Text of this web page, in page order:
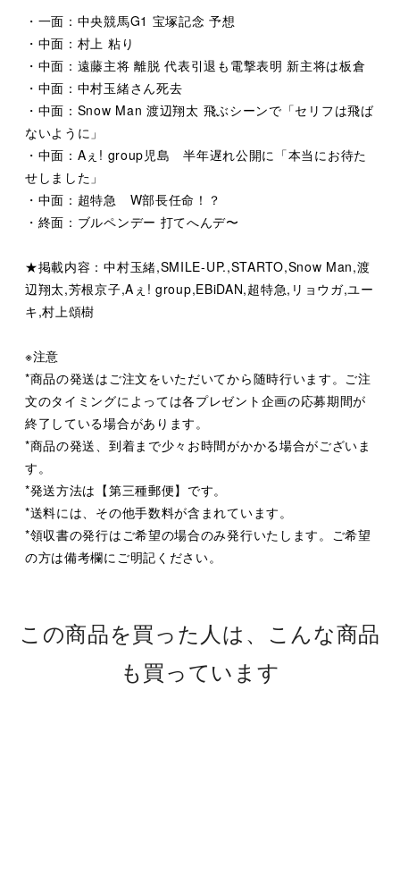
・一面：中央競馬G1 宝塚記念 予想
・中面：村上 粘り
・中面：遠藤主将 離脱 代表引退も電撃表明 新主将は板倉
・中面：中村玉緒さん死去
・中面：Snow Man 渡辺翔太 飛ぶシーンで「セリフは飛ば
ないように」
・中面：Aぇ! group児島 半年遅れ公開に「本当にお待た
せしました」
・中面：超特急 W部長任命！？
・終面：ブルペンデー 打てへんデ〜
★掲載内容：中村玉緒,SMILE-UP.,STARTO,Snow Man,渡
辺翔太,芳根京子,Aぇ! group,EBiDAN,超特急,リョウガ,ユー
キ,村上頌樹
※注意
*商品の発送はご注文をいただいてから随時行います。ご注
文のタイミングによっては各プレゼント企画の応募期間が
終了している場合があります。
*商品の発送、到着まで少々お時間がかかる場合がございま
す。
*発送方法は【第三種郵便】です。
*送料には、その他手数料が含まれています。
*領収書の発行はご希望の場合のみ発行いたします。ご希望
の方は備考欄にご明記ください。
この商品を買った人は、こんな商品
も買っています